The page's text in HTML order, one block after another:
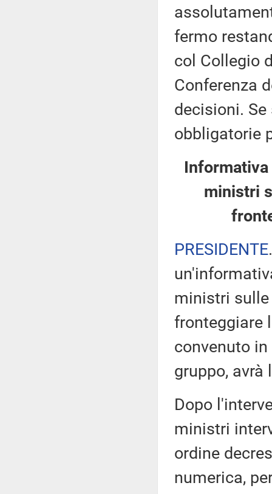
fermo
col Collegio
Conferenza
decisioni.
obbligatorie
ministri
PRESIDENTE
ministri sulle
fronteggiare
convenuto
gruppo,
Dopo
ministri
ordine
numerica,